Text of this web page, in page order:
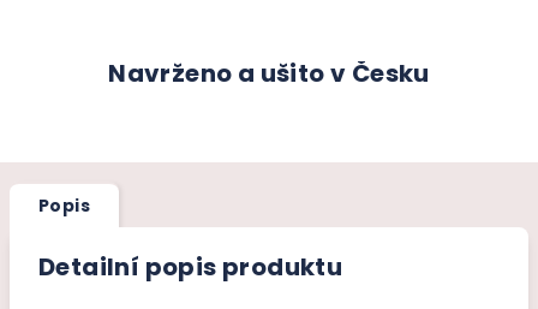
Navrženo a ušito v Česku
Popis
Detailní popis produktu